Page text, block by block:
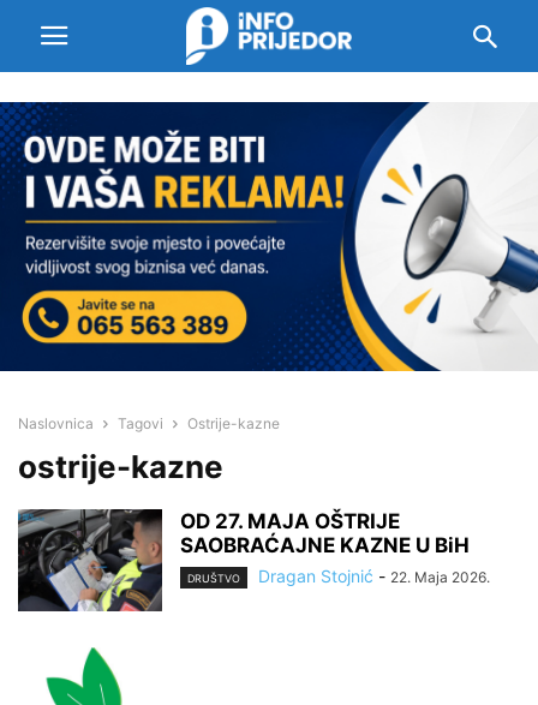
Naslovnica Tagovi Ostrije-kazne
ostrije-kazne
OD 27. MAJA OŠTRIJE
SAOBRAĆAJNE KAZNE U BiH
DRUŠTVO Dragan Stojnić - 22. Maja 2026.